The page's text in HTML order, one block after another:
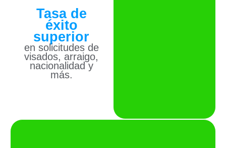
Tasa de
éxito
superior
en solicitudes de
visados, arraigo,
nacionalidad y
más.